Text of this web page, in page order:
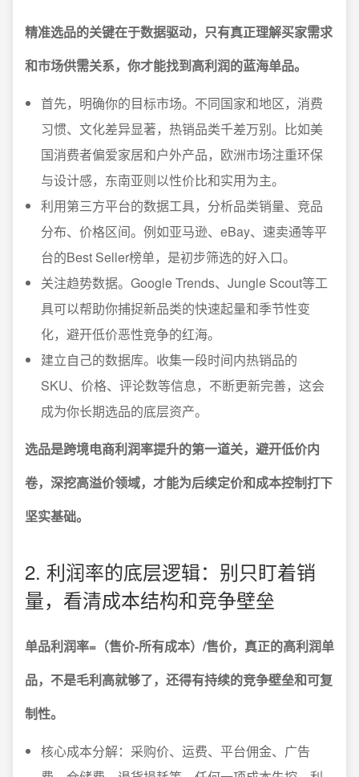
精准选品的关键在于数据驱动，只有真正理解买家需求
和市场供需关系，你才能找到高利润的蓝海单品。
首先，明确你的目标市场。不同国家和地区，消费
习惯、文化差异显著，热销品类千差万别。比如美
国消费者偏爱家居和户外产品，欧洲市场注重环保
与设计感，东南亚则以性价比和实用为主。
利用第三方平台的数据工具，分析品类销量、竞品
分布、价格区间。例如亚马逊、eBay、速卖通等平
台的Best Seller榜单，是初步筛选的好入口。
关注趋势数据。Google Trends、Jungle Scout等工
具可以帮助你捕捉新品类的快速起量和季节性变
化，避开低价恶性竞争的红海。
建立自己的数据库。收集一段时间内热销品的
SKU、价格、评论数等信息，不断更新完善，这会
成为你长期选品的底层资产。
选品是跨境电商利润率提升的第一道关，避开低价内
卷，深挖高溢价领域，才能为后续定价和成本控制打下
坚实基础。
2. 利润率的底层逻辑：别只盯着销
量，看清成本结构和竞争壁垒
单品利润率=（售价-所有成本）/售价，真正的高利润单
品，不是毛利高就够了，还得有持续的竞争壁垒和可复
制性。
核心成本分解：采购价、运费、平台佣金、广告